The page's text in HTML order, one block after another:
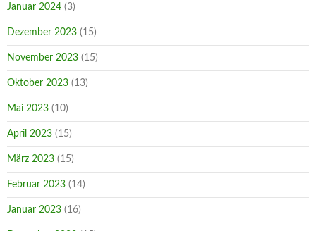
Januar 2024 (3)
Dezember 2023 (15)
November 2023 (15)
Oktober 2023 (13)
Mai 2023 (10)
April 2023 (15)
März 2023 (15)
Februar 2023 (14)
Januar 2023 (16)